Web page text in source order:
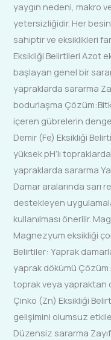
yaygın nedeni, makro
yetersizliğidir. Her
sahiptir ve eksiklikleri
Eksikliği Belirtileri Azot
başlayan genel bir
yapraklarda sararma
bodurlaşma
içeren gübrelerin
Demir (Fe) Eksikliği
yüksek pH’lı
yapraklarda sararma
Damar aralarında sarı
destekleyen
kullanılması önerilir.
Magnezyum eksikliği
Belirtiler: Yaprak
yaprak dökümü
toprak veya yapraktan
Çinko (Zn) Eksikliği
gelişimini olumsuz
Düzensiz sararma